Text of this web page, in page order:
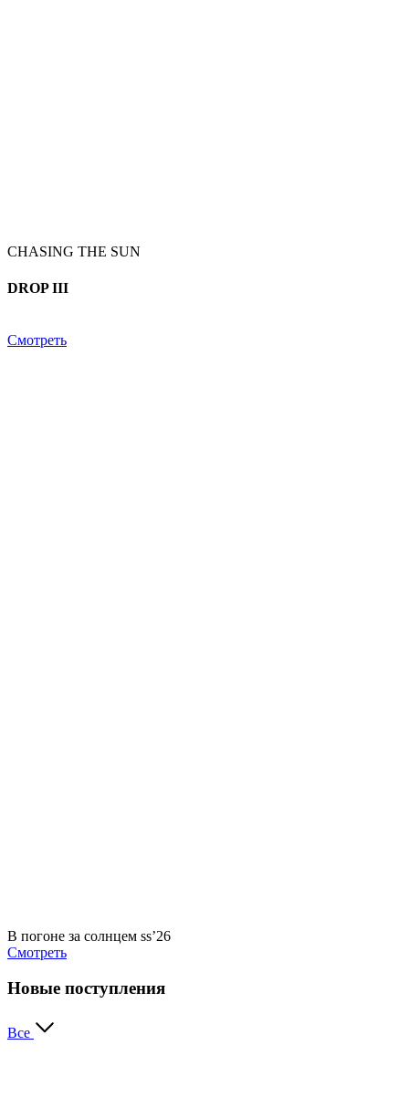
CHASING THE SUN
DROP III
Смотреть
В погоне за солнцем ss’26
Смотреть
Новые поступления
Все